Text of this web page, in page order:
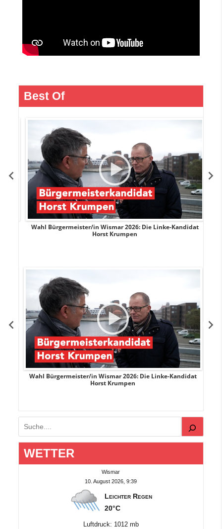
Best Of
Wahl Bürgermeister/in Wismar 2026: Die Linke-Kandidat
Horst Krumpen
Wahl Bürgermeister/in Wismar 2026: Die Linke-Kandidat
Horst Krumpen
Suchen
WETTER
Wismar
10. August 2026, 9:39
Leichter Regen
20°C
Luftdruck: 1012 mb